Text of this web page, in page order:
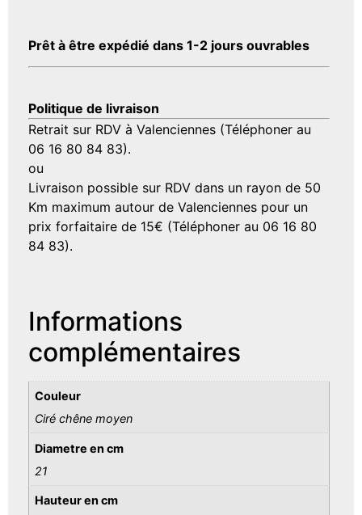
Prêt à être expédié dans 1-2 jours ouvrables
Politique de livraison
Retrait sur RDV à Valenciennes (Téléphoner au
06 16 80 84 83).
ou
Livraison possible sur RDV dans un rayon de 50
Km maximum autour de Valenciennes pour un
prix forfaitaire de 15€ (Téléphoner au 06 16 80
84 83).
Informations
complémentaires
Couleur
Ciré chêne moyen
Diametre en cm
21
Hauteur en cm